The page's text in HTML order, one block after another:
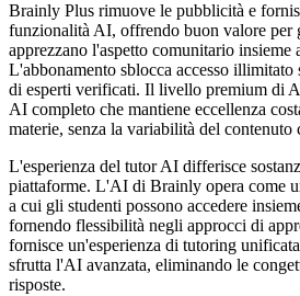
Brainly Plus rimuove le pubblicità e
funzionalità AI, offrendo buon valore per
apprezzano l'aspetto comunitario insieme
L'abbonamento sblocca accesso
di esperti verificati. Il livello premium di
AI completo che mantiene eccellenza
materie, senza la variabilità del contenuto
L'esperienza del tutor AI differisce
piattaforme. L'AI di Brainly opera come
a cui gli studenti possono accedere
fornendo flessibilità negli approcci di
fornisce un'esperienza di tutoring
sfrutta l'AI avanzata, eliminando le
risposte.